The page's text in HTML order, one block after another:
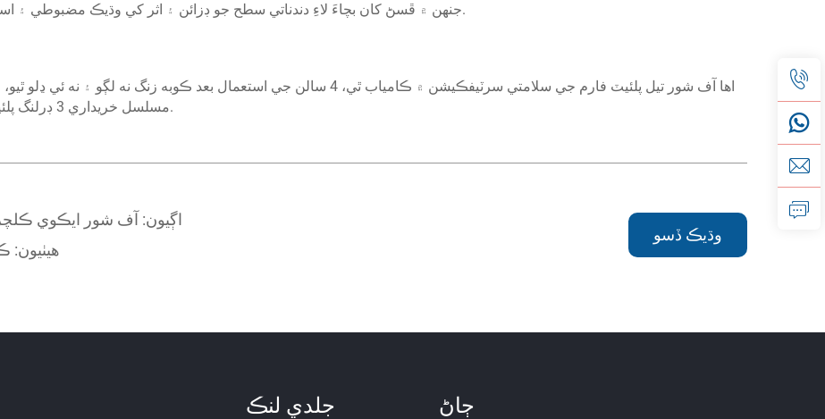
جنهن ۾ ڦسڻ کان بچاءَ لاءِ دندناتي سطح جو ڊزائن ۽ اثر کي وڌيڪ مضبوطي ۽ استحڪام لاءِ بلٽن جي مدد سان مقرر ڪرڻ شامل آهي.
اها آف شور تيل پلئيٽ فارم جي سلامتي سرٽيفڪيشن ۾ ڪامياب ٿي، 4 سالن جي استعمال بعد
مسلسل خريداري 3 ڊرلنگ پلئيٽ فارمن جي وڌيڪ تعميراتي منصوبن لاءِ ڪئي وئي.
اڳيون: آف شور ايڪوي ڪلچر
هيٺيون:
وڌيڪ ڏسو
جلدي لنڪ ڄاڻ